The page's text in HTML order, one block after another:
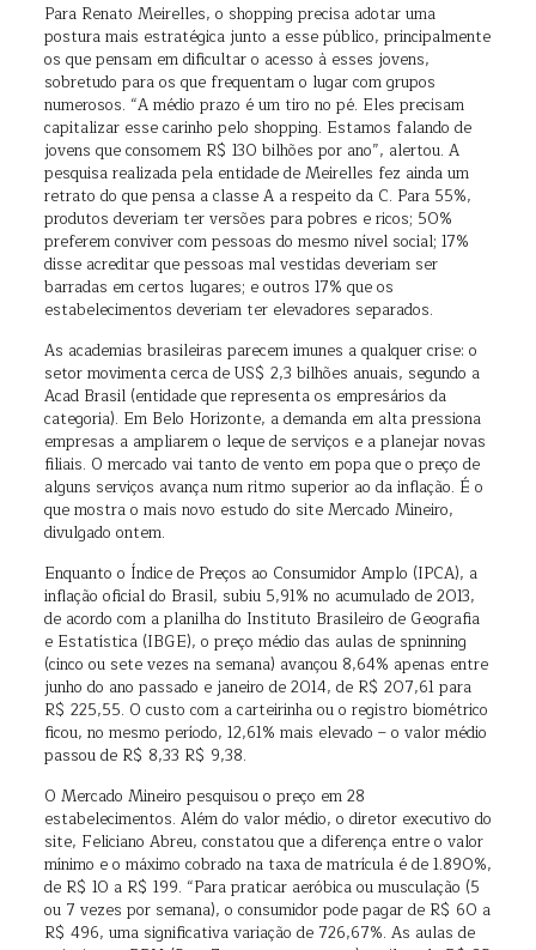
Para Renato Meirelles, o shopping precisa adotar uma
postura mais estratégica junto a esse público, principalmente
os que pensam em dificultar o acesso à esses jovens,
sobretudo para os que frequentam o lugar com grupos
numerosos. “A médio prazo é um tiro no pé. Eles precisam
capitalizar esse carinho pelo shopping. Estamos falando de
jovens que consomem R$ 130 bilhões por ano”, alertou. A
pesquisa realizada pela entidade de Meirelles fez ainda um
retrato do que pensa a classe A a respeito da C. Para 55%,
produtos deveriam ter versões para pobres e ricos; 50%
preferem conviver com pessoas do mesmo nível social; 17%
disse acreditar que pessoas mal vestidas deveriam ser
barradas em certos lugares; e outros 17% que os
estabelecimentos deveriam ter elevadores separados.
As academias brasileiras parecem imunes a qualquer crise: o
setor movimenta cerca de US$ 2,3 bilhões anuais, segundo a
Acad Brasil (entidade que representa os empresários da
categoria). Em Belo Horizonte, a demanda em alta pressiona
empresas a ampliarem o leque de serviços e a planejar novas
filiais. O mercado vai tanto de vento em popa que o preço de
alguns serviços avança num ritmo superior ao da inflação. É o
que mostra o mais novo estudo do site Mercado Mineiro,
divulgado ontem.
Enquanto o Índice de Preços ao Consumidor Amplo (IPCA), a
inflação oficial do Brasil, subiu 5,91% no acumulado de 2013,
de acordo com a planilha do Instituto Brasileiro de Geografia
e Estatística (IBGE), o preço médio das aulas de spninning
(cinco ou sete vezes na semana) avançou 8,64% apenas entre
junho do ano passado e janeiro de 2014, de R$ 207,61 para
R$ 225,55. O custo com a carteirinha ou o registro biométrico
ficou, no mesmo período, 12,61% mais elevado – o valor médio
passou de R$ 8,33 R$ 9,38.
O Mercado Mineiro pesquisou o preço em 28
estabelecimentos. Além do valor médio, o diretor executivo do
site, Feliciano Abreu, constatou que a diferença entre o valor
mínimo e o máximo cobrado na taxa de matrícula é de 1.890%,
de R$ 10 a R$ 199. “Para praticar aeróbica ou musculação (5
ou 7 vezes por semana), o consumidor pode pagar de R$ 60 a
R$ 496, uma significativa variação de 726,67%. As aulas de